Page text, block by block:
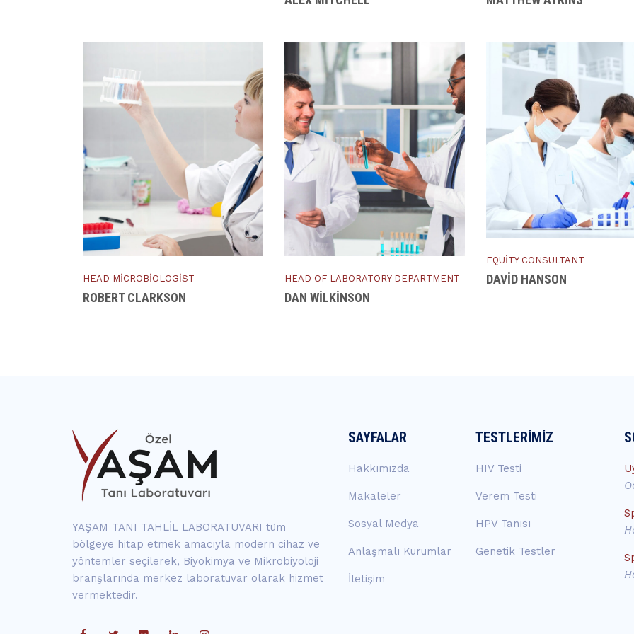
HEAD MICROBIOLOGIST
ROBERT CLARKSON
HEAD OF LABORATORY DEPARTMENT
DAN WILKINSON
EQUITY CONSULTANT
DAVID HANSON
YAŞAM TANI TAHLİL LABORATUVARI tüm
bölgeye hitap etmek amacıyla modern cihaz ve
yöntemler seçilerek, Biyokimya ve Mikrobiyoloji
branşlarında merkez laboratuvar olarak hizmet
vermektedir.
SAYFALAR
Hakkımızda
Makaleler
Sosyal Medya
Anlaşmalı Kurumlar
İletişim
TESTLERIMIZ
HIV Testi
Verem Testi
HPV Tanısı
Genetik Testler